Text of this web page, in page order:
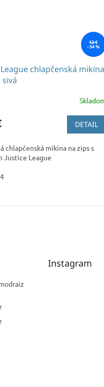
12 €
–54 %
League chlapčenská mikina
sivá
DETAIL
chlapčenská mikina na zips s
Justice League
Instagram